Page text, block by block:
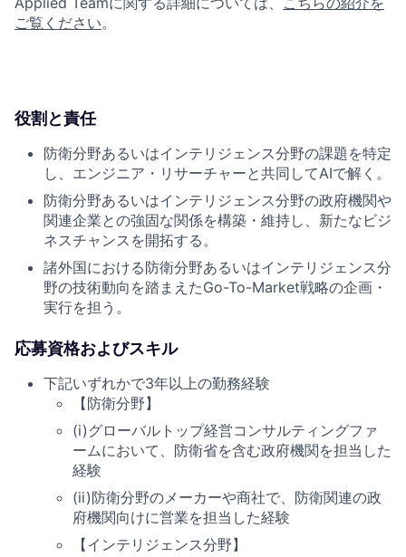
ご覧ください。
役割と責任
防衛分野あるいはインテリジェンス分野の課題を特定
し、エンジニア・リサーチャーと共同してAIで解く。
防衛分野あるいはインテリジェンス分野の政府機関や
関連企業との強固な関係を構築・維持し、新たなビジ
ネスチャンスを開拓する。
諸外国における防衛分野あるいはインテリジェンス分
野の技術動向を踏まえたGo-To-Market戦略の企画・
実行を担う。
応募資格およびスキル
下記いずれかで3年以上の勤務経験
【防衛分野】
(i)グローバルトップ経営コンサルティングファ
ームにおいて、防衛省を含む政府機関を担当した
経験
(ii)防衛分野のメーカーや商社で、防衛関連の政
府機関向けに営業を担当した経験
【インテリジェンス分野】